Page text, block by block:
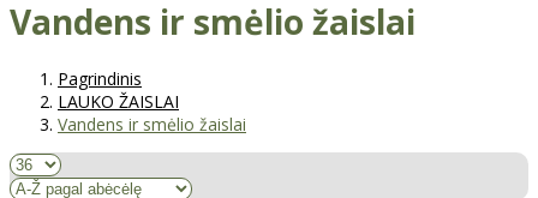
Vandens ir smėlio žaislai
Pagrindinis
LAUKO ŽAISLAI
Vandens ir smėlio žaislai